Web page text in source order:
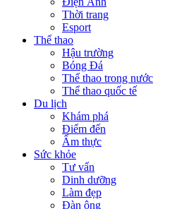
Thời trang
Esport
Thể thao
Hậu trường
Bóng Đá
Thể thao trong nước
Thể thao quốc tế
Du lịch
Khám phá
Điểm đến
Ẩm thực
Sức khỏe
Tư vấn
Dinh dưỡng
Làm đẹp
Đàn ông